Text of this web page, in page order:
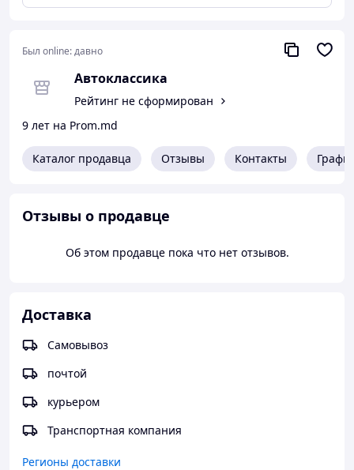
Был online:давно
Автоклассика
Рейтинг не сформирован
9 лет на Prom.md
Каталог продавца Отзывы Контакты
Отзывы о продавце
Об этом продавце пока что нет отзывов.
Доставка
Самовывоз
почтой
курьером
Транспортная компания
Регионы доставки